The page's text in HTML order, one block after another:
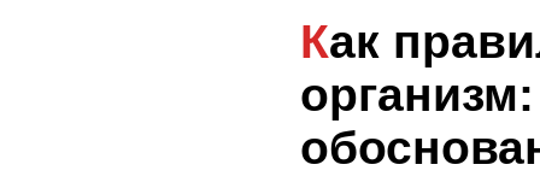
Как правильно очищать